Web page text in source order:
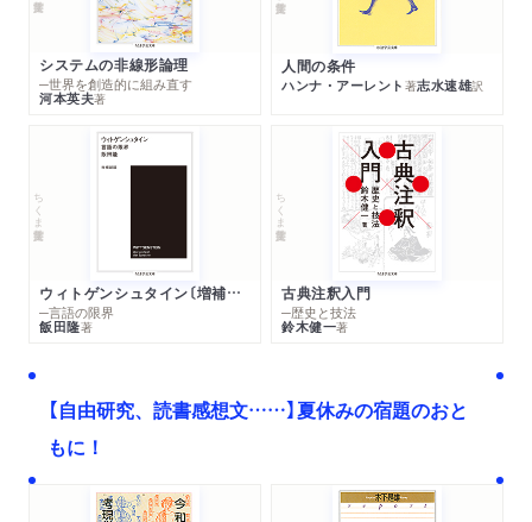
3 校合の系統図理論
4 系統図法の限界
5 個々の写本の時期と価値
6 間接的伝承
7 他のいくつかの基本的原則
8 テクストの毀れ
9 伝承の流動的形態―技術書と大衆文学
10 テクスト批判資料（アパラトウス・クリテイクス）の約束事
略語表
訳者あとがき
文庫版訳者あとがき
写本索引
人名・作品名索引
システムの非線形論理
─世界を創造的に組み直す
河本英夫著
人間の条件
ハンナ・アーレント 著志水速雄訳
ちくま学芸文庫
ウィトゲンシュタイン〔増補新版〕
─言語の限界
飯田隆著
ちくま学芸文庫
古典注釈入門
─歴史と技法
鈴木健一著
【自由研究、読書感想文……】夏休みの宿題のおと
もに！